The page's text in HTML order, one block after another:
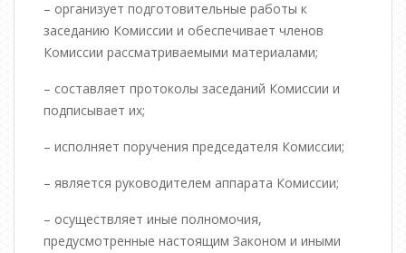
– организует подготовительные работы к
заседанию Комиссии и обеспечивает членов
Комиссии рассматриваемыми материалами;
– составляет протоколы заседаний Комиссии и
подписывает их;
– исполняет поручения председателя Комиссии;
– является руководителем аппарата Комиссии;
– осуществляет иные полномочия,
предусмотренные настоящим Законом и иными